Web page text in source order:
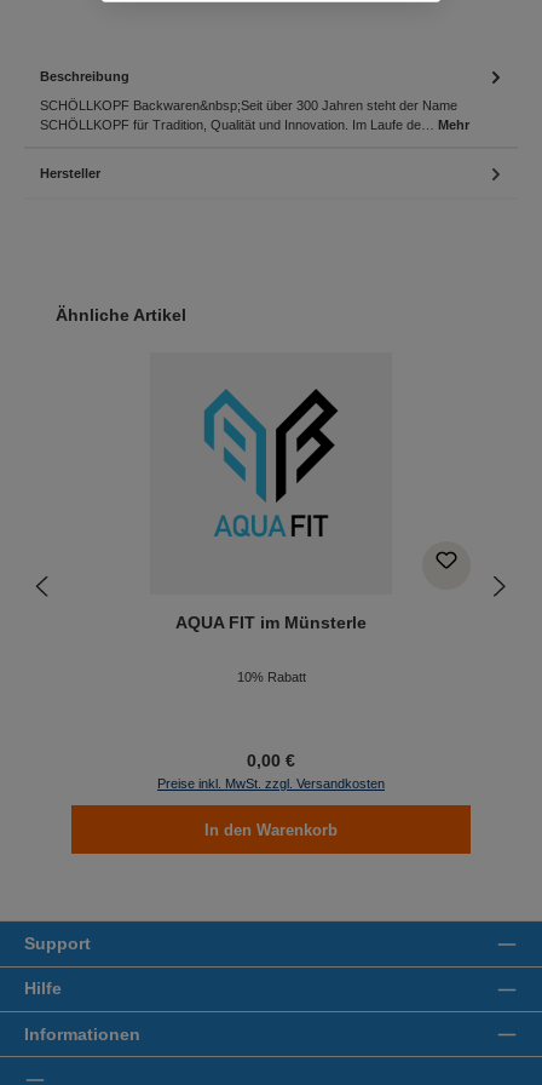
Beschreibung
SCHÖLLKOPF Backwaren&nbsp;Seit über 300 Jahren steht der Name
SCHÖLLKOPF für Tradition, Qualität und Innovation. Im Laufe de… Mehr
Hersteller
Produktgalerie überspringen
Ähnliche Artikel
AQUA FIT im Münsterle
10% Rabatt
0,00 €
Preise inkl. MwSt. zzgl. Versandkosten
In den Warenkorb
Support
Hilfe
Informationen